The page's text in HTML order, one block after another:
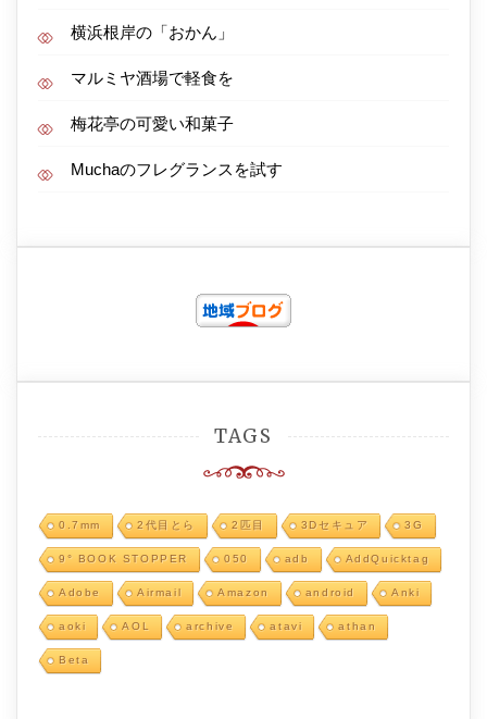
横浜根岸の「おかん」
マルミヤ酒場で軽食を
梅花亭の可愛い和菓子
Muchaのフレグランスを試す
TAGS
0.7mm 2代目とら 2匹目 3Dセキュア 3G
9° BOOK STOPPER 050 adb AddQuicktag
Adobe Airmail Amazon android Anki
aoki AOL archive atavi athan
Beta